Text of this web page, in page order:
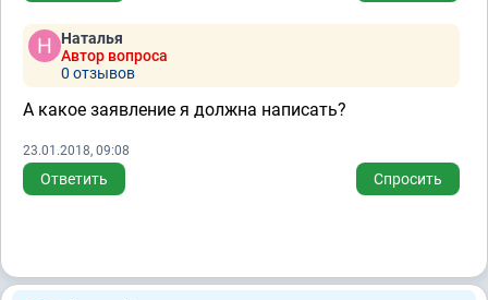
Наталья
Автор вопроса
0 отзывов
А какое заявление я должна написать?
23.01.2018, 09:08
Ответить Спросить